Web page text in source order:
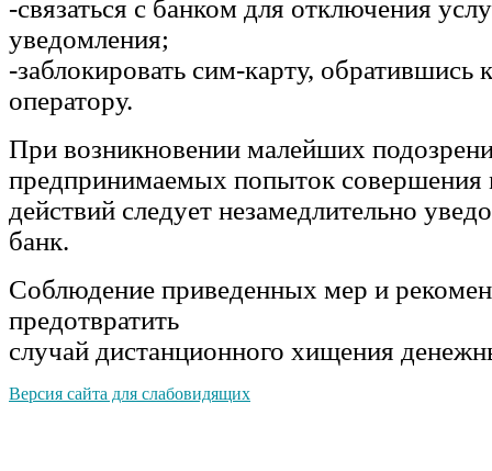
-связаться с банком для отключения
уведомления;
-заблокировать сим-карту, обратившись
оператору.
При возникновении малейших
предпринимаемых попыток
действий следует незамедлительно
банк.
Соблюдение приведенных мер и
предотвратить
случай дистанционного хищения
Версия сайта для слабовидящих